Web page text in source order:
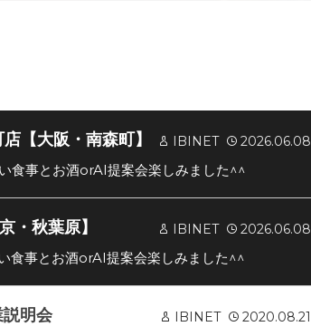
【大阪・南森町】 IBINET 2026.06.08
食事とお酒orAI提案会楽しみました^^
・秋葉原】 IBINET 2026.06.08
食事とお酒orAI提案会楽しみました^^
明会 IBINET 2020.08.21